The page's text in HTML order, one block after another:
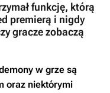
funkcję, którą
premierą i nigdy
gracze zobaczą
w grze są
oraz niektórymi